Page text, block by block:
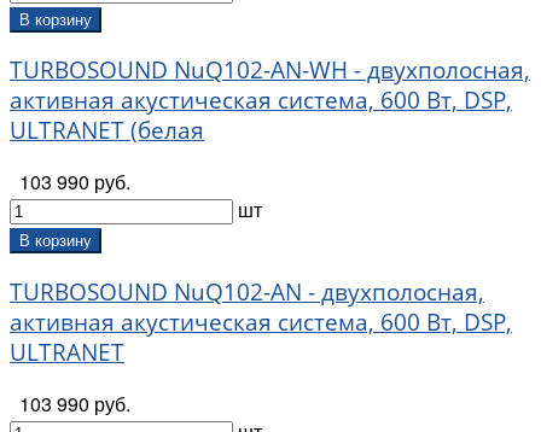
В корзину
TURBOSOUND NuQ102-AN-WH - двухполосная,
активная акустическая система, 600 Вт, DSP,
ULTRANET (белая
103 990 руб.
шт
В корзину
TURBOSOUND NuQ102-AN - двухполосная,
активная акустическая система, 600 Вт, DSP,
ULTRANET
103 990 руб.